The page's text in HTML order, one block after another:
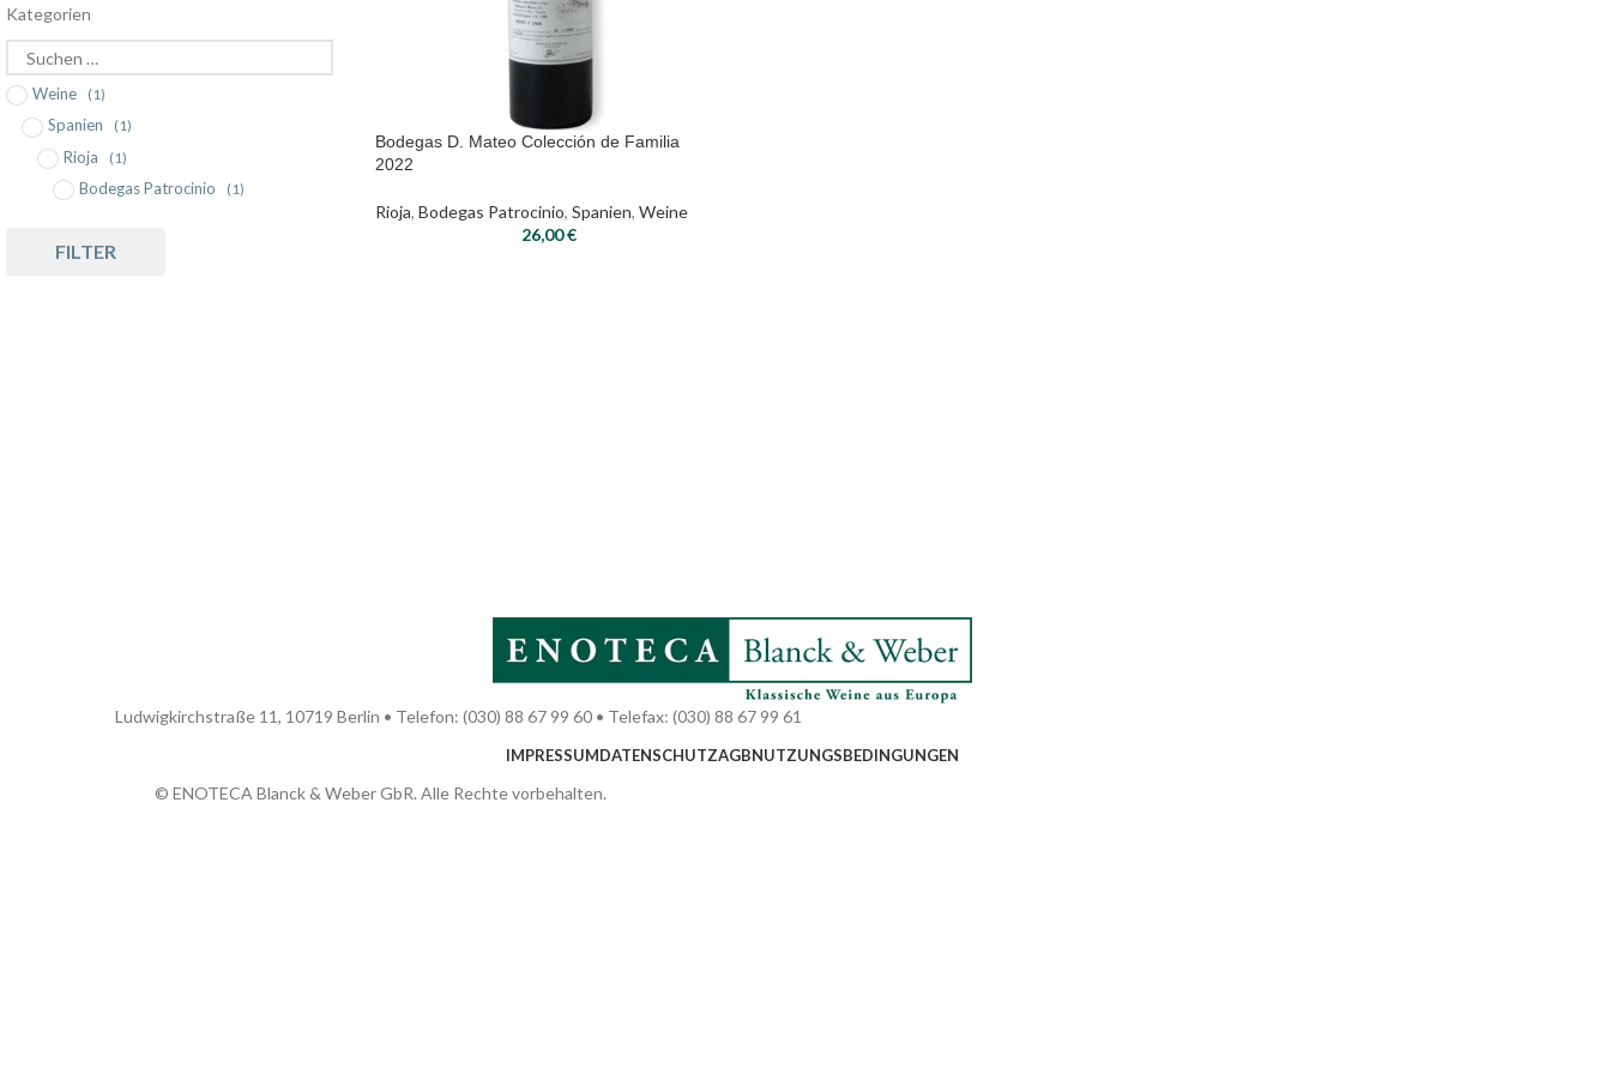
Kategorien
Weine (1)
Spanien (1)
Rioja (1)
Bodegas Patrocinio (1)
FILTER
Bodegas D. Mateo Colección de Familia
2022
Rioja, Bodegas Patrocinio, Spanien, Weine
26,00€
Ludwigkirchstraße 11, 10719 Berlin • Telefon: (030) 88 67 99 60 • Telefax: (030) 88 67 99 61
IMPRESSUMDATENSCHUTZAGBNUTZUNGSBEDINGUNGEN
© ENOTECA Blanck & Weber GbR. Alle Rechte vorbehalten.